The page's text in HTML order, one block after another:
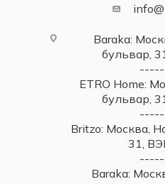
Baraka:
бульвар,
ETRO Home:
бульвар,
Britzo: Москва,
31,
Baraka: